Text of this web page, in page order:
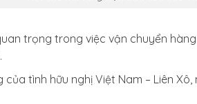
trọng trong việc vận chuyển
tình hữu nghị Việt Nam – Liên